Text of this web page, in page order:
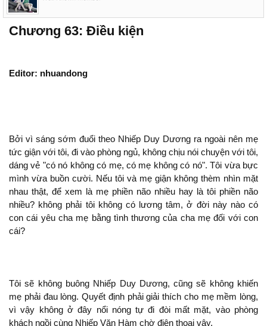
Chương 63: Điều kiện
Editor: nhuandong
Bởi vì sáng sớm đuổi theo Nhiếp Duy Dương ra ngoài nên mẹ
tức giận với tôi,
vào phòng ngủ, chịu
chuyện với tôi,
dáng vẻ "có nó
có mẹ, có mẹ
có nó". Tôi vừa bực
mình vừa buồn cười. Nếu tôi và mẹ giận
thèm nhìn mặt
nhau
, để xem là mẹ phiền não nhiều hay là tôi phiền não
nhiều?
phải tôi
có lương tâm, ở đời này nào có
con cái
cha mẹ bằng tình thương của cha mẹ đối với con
cái?
Tôi buông Nhiếp Duy Dương, cũng
khiến
mẹ phải đau lòng. Quyết định phải giải thích cho mẹ mềm lòng,
vì vậy
ở đây nổi nóng tự
đòi mất mặt, vào phòng
khách ngồi cùng Nhiếp Văn Hàm chờ điện thoại vậy.